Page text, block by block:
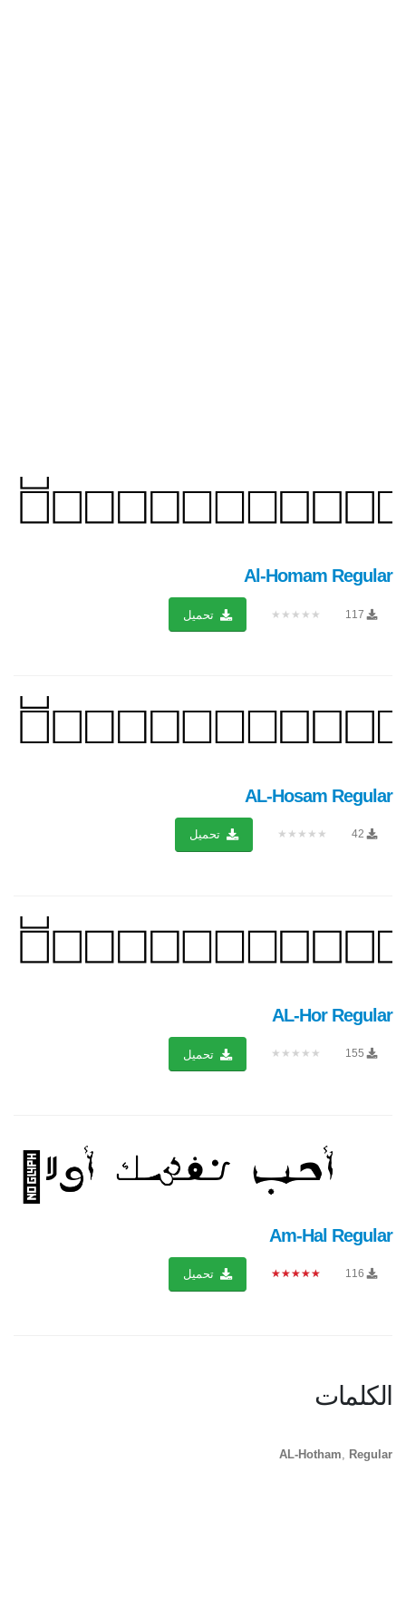
Al-Homam Regular
117
★★★★★ تحميل
AL-Hosam Regular
42
★★★★★ تحميل
AL-Hor Regular
155
★★★★★ تحميل
Am-Hal Regular
116
★★★★★ تحميل
الكلمات
AL-Hotham Regular